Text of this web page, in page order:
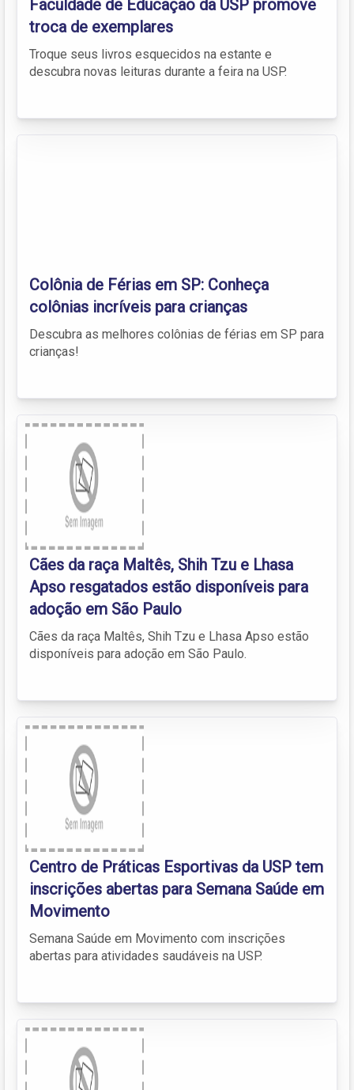
Faculdade de Educação da USP promove
troca de exemplares
Troque seus livros esquecidos na estante e
descubra novas leituras durante a feira na USP.
Colônia de Férias em SP: Conheça
colônias incríveis para crianças
Descubra as melhores colônias de férias em SP para
crianças!
Cães da raça Maltês, Shih Tzu e Lhasa
Apso resgatados estão disponíveis para
adoção em São Paulo
Cães da raça Maltês, Shih Tzu e Lhasa Apso estão
disponíveis para adoção em São Paulo.
Centro de Práticas Esportivas da USP tem
inscrições abertas para Semana Saúde em
Movimento
Semana Saúde em Movimento com inscrições
abertas para atividades saudáveis na USP.